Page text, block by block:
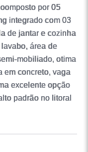
por 05
integrado com 03
de jantar e cozinha
área de
mobiliado, otima
em concreto, vaga
excelente opção
padrão no litoral